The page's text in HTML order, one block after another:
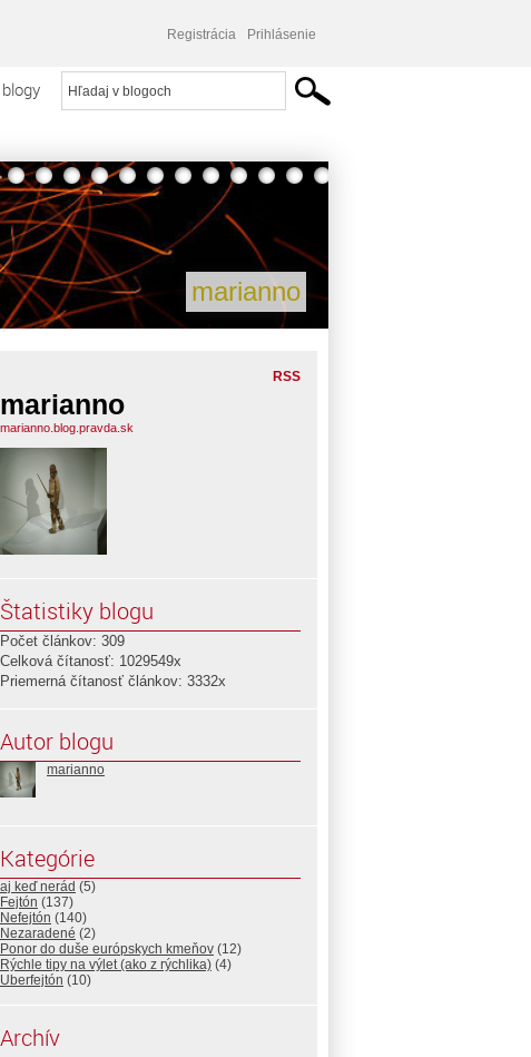
Registrácia Prihlásenie
marianno
RSS
marianno
marianno.blog.pravda.sk
Štatistiky blogu
Počet článkov: 309
Celková čítanosť: 1029549x
Priemerná čítanosť článkov: 3332x
Autor blogu
marianno
Kategórie
aj keď nerád (5)
Fejtón (137)
Nefejtón (140)
Nezaradené (2)
Ponor do duše európskych kmeňov (12)
Rýchle tipy na výlet (ako z rýchlika) (4)
Uberfejtón (10)
Archív